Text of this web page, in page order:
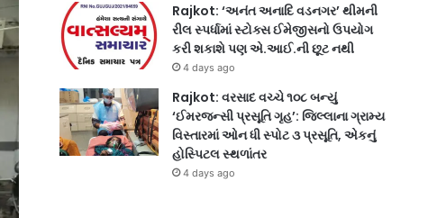
Rajkot: ‘અનંત અનાદિ વડનગર’ થીમની
રીલ સ્પર્ધામાં સ્ટોક્સ ઈમેજીસનો ઉપયોગ
કરી શકાશે પણ એ.આઈ.ની છૂટ નથી
4 days ago
Rajkot: વરસાદ વચ્ચે ૧૦૮ બન્યું
‘ઈમરજન્સી પ્રસૂતિ ગૃહ’: જિલ્લાના ગ્રામ્ય
વિસ્તારમાં ઓન ધી સ્પોટ ૩ પ્રસૂતિ, એકનું
હોસ્પિટલ સ્થળાંતર
4 days ago